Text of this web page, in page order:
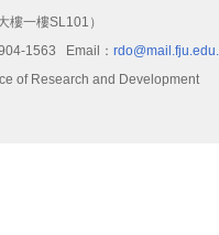
樓一樓SL101）
1563 Email：
of Research and Development